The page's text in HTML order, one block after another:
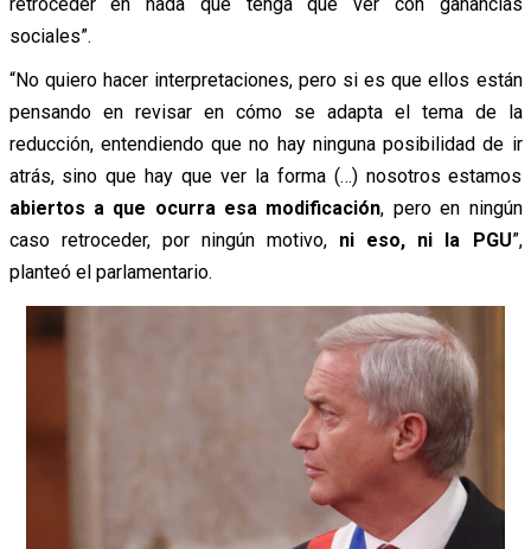
sociales”.
“No quiero hacer interpretaciones, pero si es que ellos están
pensando en revisar en cómo se adapta el tema de la
reducción, entendiendo que no hay ninguna posibilidad de ir
atrás, sino que hay que ver la forma (…) nosotros estamos
abiertos a que ocurra esa modificación, pero en ningún
caso retroceder, por ningún motivo, ni eso, ni la PGU”,
planteó el parlamentario.